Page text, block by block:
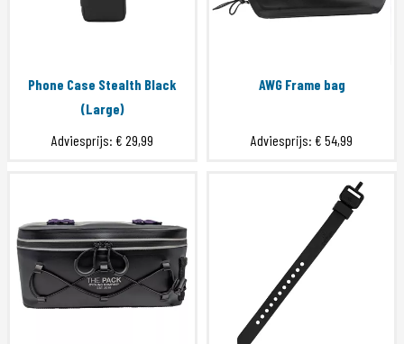
Phone Case Stealth Black
(Large)
Adviesprijs: € 29,99
AWG Frame bag
Adviesprijs: € 54,99